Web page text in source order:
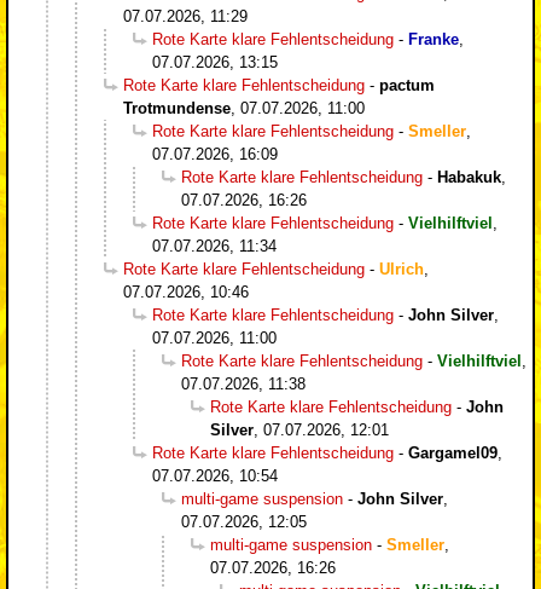
07.07.2026, 11:29
Rote Karte klare Fehlentscheidung - Franke,
07.07.2026, 13:15
Rote Karte klare Fehlentscheidung - pactum
Trotmundense, 07.07.2026, 11:00
Rote Karte klare Fehlentscheidung - Smeller,
07.07.2026, 16:09
Rote Karte klare Fehlentscheidung - Habakuk,
07.07.2026, 16:26
Rote Karte klare Fehlentscheidung - Vielhilftviel ,
07.07.2026, 11:34
Rote Karte klare Fehlentscheidung - Ulrich,
07.07.2026, 10:46
Rote Karte klare Fehlentscheidung - John Silver,
07.07.2026, 11:00
Rote Karte klare Fehlentscheidung - Vielhilftviel ,
07.07.2026, 11:38
Rote Karte klare Fehlentscheidung - John
Silver, 07.07.2026, 12:01
Rote Karte klare Fehlentscheidung - Gargamel09,
07.07.2026, 10:54
multi-game suspension - John Silver,
07.07.2026, 12:05
multi-game suspension - Smeller,
07.07.2026, 16:26